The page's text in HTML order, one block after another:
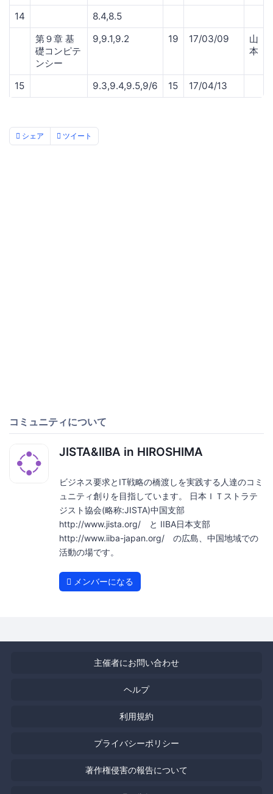
14
8.4,8.5
第９章 基
礎コンピテ
ンシー
9,9.1,9.2 19 17/03/09
山
本
15 9.3,9.4,9.5,9/6 15 17/04/13
シェア ツイート
コミュニティについて
JISTA&IIBA in HIROSHIMA
ビジネス要求とIT戦略の橋渡しを実践する人達のコミ
ュニティ創りを目指しています。 日本ＩＴストラテ
ジスト協会(略称:JISTA)中国支部
http://www.jista.org/ と IIBA日本支部
http://www.iiba-japan.org/ の広島、中国地域での
活動の場です。
メンバーになる
主催者にお問い合わせ
ヘルプ
利用規約
プライバシーポリシー
著作権侵害の報告について